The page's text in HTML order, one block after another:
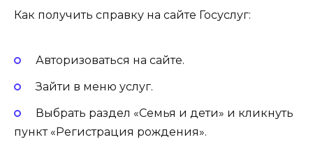
Как получить справку на сайте Госуслуг:
Авторизоваться на сайте.
Зайти в меню услуг.
Выбрать раздел «Семья и дети» и кликнуть
пункт «Регистрация рождения».